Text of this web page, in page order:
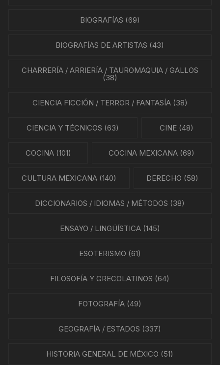
BIOGRAFÍAS (69)
BIOGRAFÍAS DE ARTISTAS (43)
CHARRERÍA / ARRIERÍA / TAUROMAQUIA / GALLOS
(38)
CIENCIA FICCIÓN / TERROR / FANTASÍA(38)
CIENCIA Y TÉCNICOS (63) CINE(48)
COCINA(101) COCINA MEXICANA (69)
CULTURA MEXICANA(140) DERECHO (58)
DICCIONARIOS / IDIOMAS / MÉTODOS (38)
ENSAYO / LINGÜÍSTICA(145)
ESOTERISMO (61)
FILOSOFÍA Y GRECOLATINOS (64)
FOTOGRAFÍA (49)
GEOGRAFÍA / ESTADOS (337)
HISTORIA GENERAL DE MÉXICO (51)